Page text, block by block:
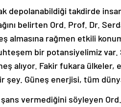
depolanabildiği takdirde
belirten Ord. Prof. Dr.
almasına rağmen etkili
bir potansiyelimiz
alıyor. Fakir fukara
şey. Güneş enerjisi, tüm
vermediğini söyleyen